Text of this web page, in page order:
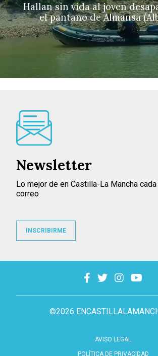
Hallan sin vida al joven
el pantano de Almansa
©2026
AVISO LEGAL
POLÍTICA DE PRIVACIDAD
Newsletter
Lo mejor de en Castilla-La Mancha
correo
INSCRIBIRME